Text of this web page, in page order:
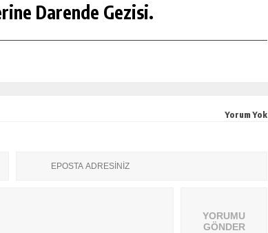
Darende Gezisi.
Yorum Yok
YORUMU
GÖNDER